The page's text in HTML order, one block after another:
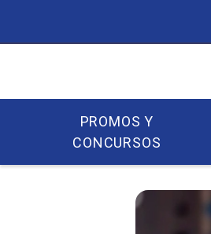
PROMOS Y
CONCURSOS